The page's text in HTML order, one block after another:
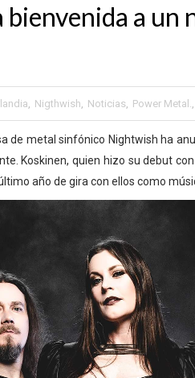
a un
, Nigthwish, Noticias, Power Metal.,
de metal sinfónico Nightwish ha
Koskinen, quien hizo su debut
año de gira con ellos como